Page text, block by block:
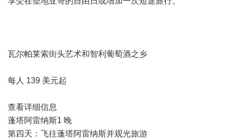
瓦尔帕莱索街头艺术和智利葡萄酒之乡
每人 139 美元起
查看详细信息
蓬塔阿雷纳斯1 晚
第四天：飞往蓬塔阿雷纳斯并观光旅游